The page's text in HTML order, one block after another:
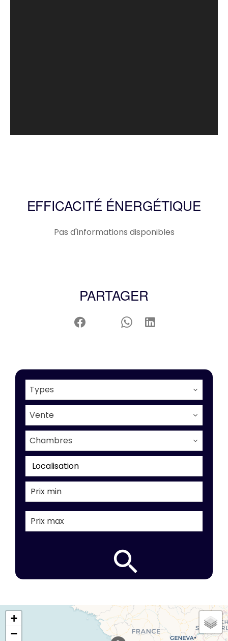
EFFICACITÉ ÉNERGÉTIQUE
Pas d'informations disponibles
PARTAGER
Types
Vente
Chambres
Localisation
+
−